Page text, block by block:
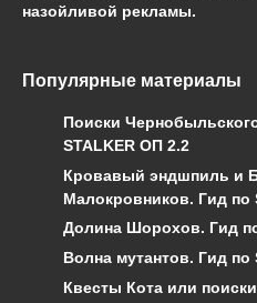
назойливой рекламы.
Популярные материалы
Поиски
STALKER ОП 2.2
Кровавый эндшпиль и
Малокровников. Гид по
Долина Шорохов. Гид
Волна мутантов. Гид по
Квесты Кота или